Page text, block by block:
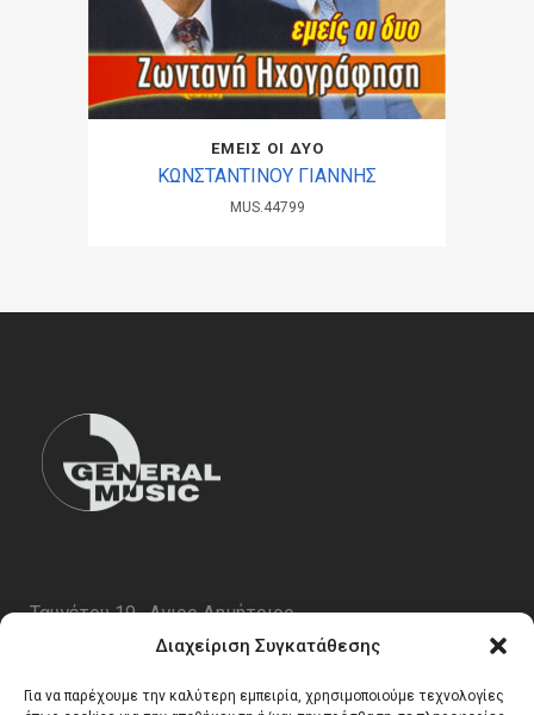
Διαχείριση Συγκατάθεσης
Για να παρέχουμε την καλύτερη εμπειρία, χρησιμοποιούμε τεχνολογίες
ΕΜΕΙΣ ΟΙ ΔΥΟ
ΚΩΝΣΤΑΝΤΙΝΟΥ ΓΙΑΝΝΗΣ
MUS.44799
Ταυγέτου 19 , Αγιος Δημήτριος
email:info@generalmusic.gr